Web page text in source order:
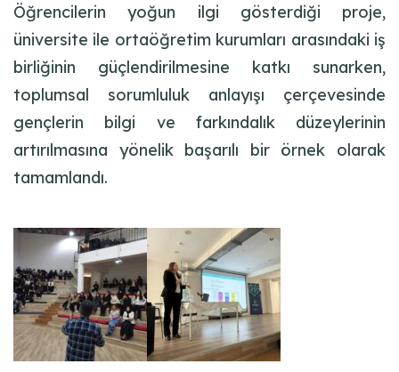
Öğrencilerin yoğun ilgi gösterdiği proje,
üniversite ile ortaöğretim kurumları arasındaki iş
birliğinin güçlendirilmesine katkı sunarken,
toplumsal sorumluluk anlayışı çerçevesinde
gençlerin bilgi ve farkındalık düzeylerinin
artırılmasına yönelik başarılı bir örnek olarak
tamamlandı.